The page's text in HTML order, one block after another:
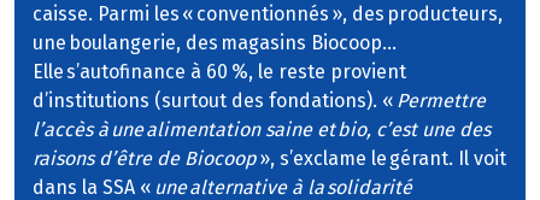
caisse. Parmi les « conventionnés », des producteurs,
une boulangerie, des magasins Biocoop…
Elle s’autofinance à 60 %, le reste provient
d’institutions (surtout des fondations). « Permettre
l’accès à une alimentation saine et bio, c’est une des
raisons d’être de Biocoop», s’exclame le gérant. Il voit
dans la SSA « une alternative à la solidarité